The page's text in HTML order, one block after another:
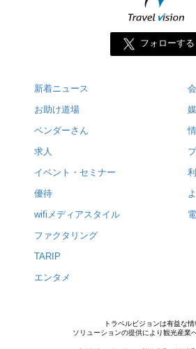
フォローする
新着ニュース
お助け道場
ベンダーさん
求人
イベント・セミナー
優待
wifiメディアスタイル
ファクタリング
TARIP
エンタメ
トラベルビジョンは有益な
ソリューションの提供により観光産業